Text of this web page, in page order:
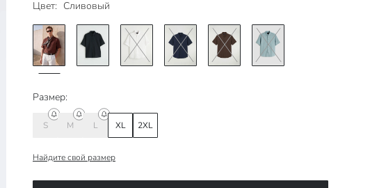
Цвет: Сливовый
Размер:
S M L XL 2XL
Найдите свой размер